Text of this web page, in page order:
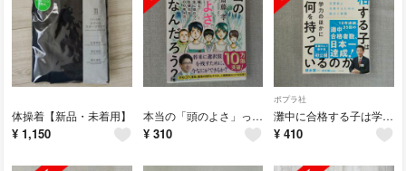
体操着【新品・未着用】
¥ 1,150
本当の「頭のよさ」ってなんだろう？
¥ 310
ポプラ社
灘中に合格する子は学力のほかに何を持っているのか
¥ 410